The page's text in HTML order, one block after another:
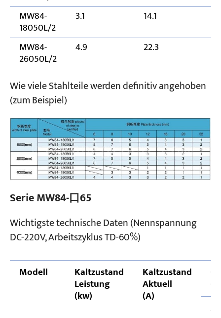
MW84-
18050L/2
3.1 14.1
MW84-
26050L/2
4.9 22.3
Wie viele Stahlteile werden definitiv angehoben
(zum Beispiel)
Serie MW84-口65
Wichtigste technische Daten (Nennspannung
DC-220V, Arbeitszyklus TD-60%)
Modell Kaltzustand
Leistung
(kw)
Kaltzustand
Aktuell
(A)
A